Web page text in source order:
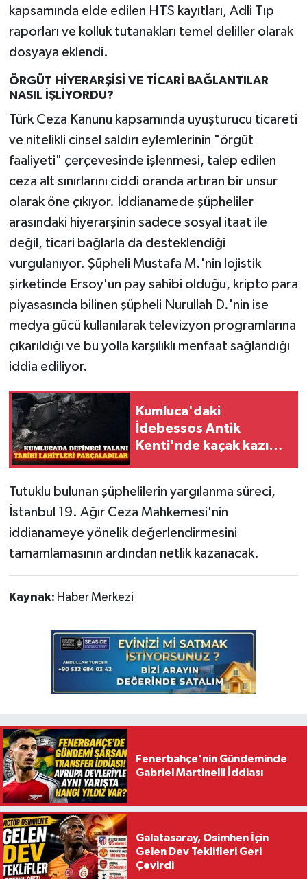
kapsamında elde edilen HTS kayıtları, Adli Tıp
raporları ve kolluk tutanakları temel deliller olarak
dosyaya eklendi.
ÖRGÜT HİYERARŞİSİ VE TİCARİ BAĞLANTILAR
NASIL İŞLİYORDU?
Türk Ceza Kanunu kapsamında uyuşturucu ticareti
ve nitelikli cinsel saldırı eylemlerinin "örgüt
faaliyeti" çerçevesinde işlenmesi, talep edilen
ceza alt sınırlarını ciddi oranda artıran bir unsur
olarak öne çıkıyor. İddianamede şüpheliler
arasındaki hiyerarşinin sadece sosyal itaat ile
değil, ticari bağlarla da desteklendiği
vurgulanıyor. Şüpheli Mustafa M.'nin lojistik
şirketinde Ersoy'un pay sahibi olduğu, kripto para
piyasasında bilinen şüpheli Nurullah D.'nin ise
medya gücü kullanılarak televizyon programlarına
çıkarıldığı ve bu yolla karşılıklı menfaat sağlandığı
iddia ediliyor.
Kumluca'daki
İdebessos Antik
Kenti'nde kaçak kazı
Tutuklu bulunan şüphelilerin yargılanma süreci,
İstanbul 19. Ağır Ceza Mahkemesi'nin
iddianameye yönelik değerlendirmesini
tamamlamasının ardından netlik kazanacak.
Kaynak: Haber Merkezi
Fenerbahçe'nin Gündeminde
Gabriel Martinelli İddiası
Galatasaray, Osimhen İçin
Gelen Dev Teklifleri Geri
Çevirdi